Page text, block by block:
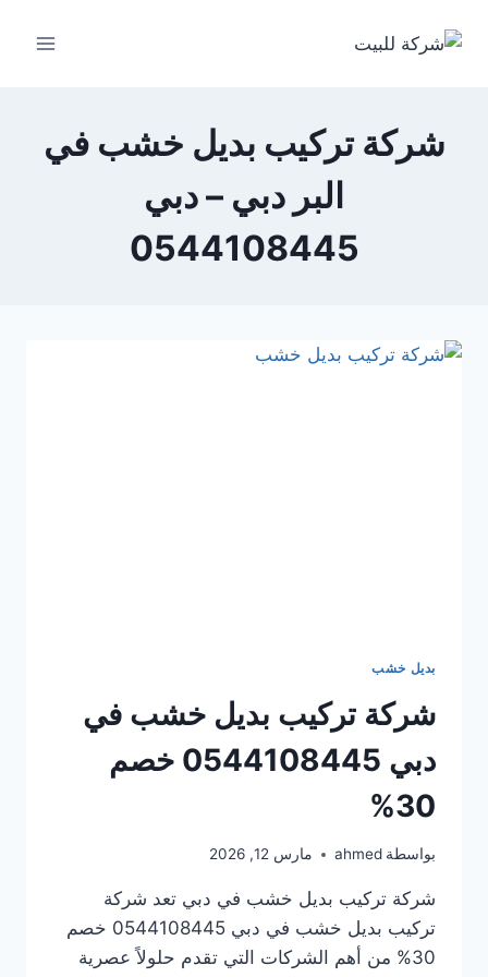
شركة تركيب بديل خشب في
البر دبي – دبي
0544108445
بديل خشب
شركة تركيب بديل خشب في
دبي 0544108445 خصم
30%
بواسطة ahmed مارس 12, 2026
شركة تركيب بديل خشب في دبي تعد شركة
تركيب بديل خشب في دبي 0544108445 خصم
30% من أهم الشركات التي تقدم حلولاً عصرية